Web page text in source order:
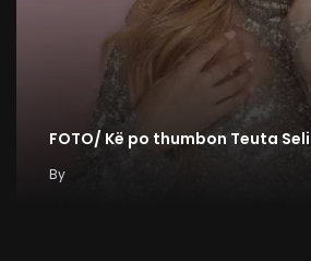
FOTO/ Kë po thumbon Teuta
By